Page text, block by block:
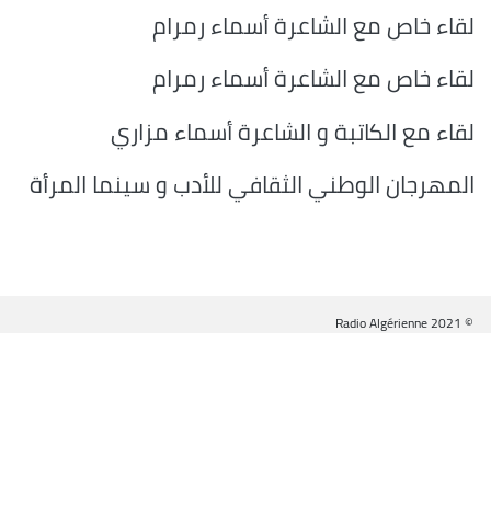
لقاء خاص مع الشاعرة أسماء رمرام
لقاء خاص مع الشاعرة أسماء رمرام
لقاء مع الكاتبة و الشاعرة أسماء مزاري
المهرجان الوطني الثقافي للأدب و سينما المرأة
© Radio Algérienne 2021